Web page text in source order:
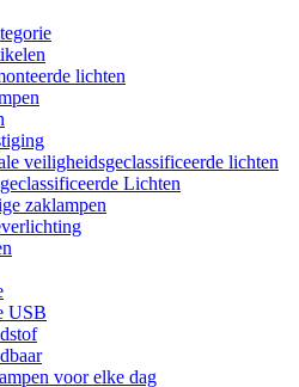
lichten
veiligheidsgeclassificeerde lichten
Lichten
zaklampen
USB
voor elke dag